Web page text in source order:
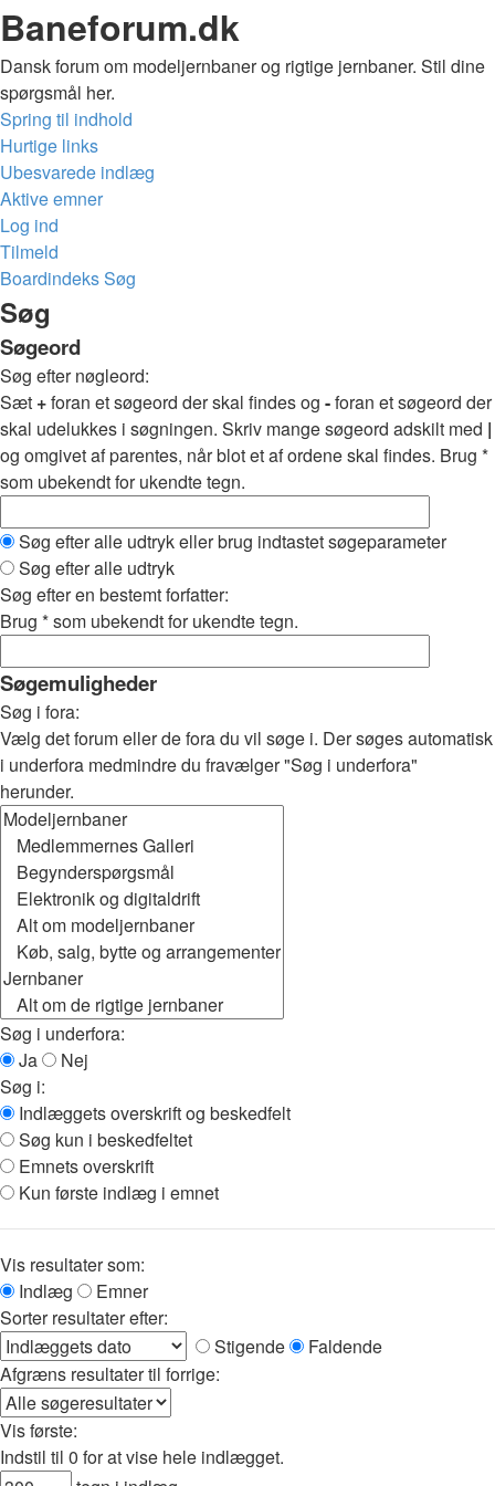
Baneforum.dk
Dansk forum om modeljernbaner og rigtige jernbaner. Stil dine
spørgsmål her.
Spring til indhold
Hurtige links
Ubesvarede indlæg
Aktive emner
Log ind
Tilmeld
BoardindeksSøg
Søg
Søgeord
Søg efter nøgleord:
Sæt +foran et søgeord der skal findes og -foran et søgeord der
skal udelukkes i søgningen. Skriv mange søgeord adskilt med |
og omgivet af parentes, når blot et af ordene skal findes. Brug *
som ubekendt for ukendte tegn.
Søg efter alle udtryk eller brug indtastet søgeparameter
Søg efter alle udtryk
Søg efter en bestemt forfatter:
Brug * som ubekendt for ukendte tegn.
Søgemuligheder
Søg i fora:
Vælg det forum eller de fora du vil søge i. Der søges automatisk
i underfora medmindre du fravælger "Søg i underfora"
herunder.
Søg i underfora:
Ja
Nej
Søg i:
Indlæggets overskrift og beskedfelt
Søg kun i beskedfeltet
Emnets overskrift
Kun første indlæg i emnet
Vis resultater som:
Indlæg
Emner
Sorter resultater efter:
Stigende
Faldende
Afgræns resultater til forrige:
Vis første:
Indstil til 0 for at vise hele indlægget.